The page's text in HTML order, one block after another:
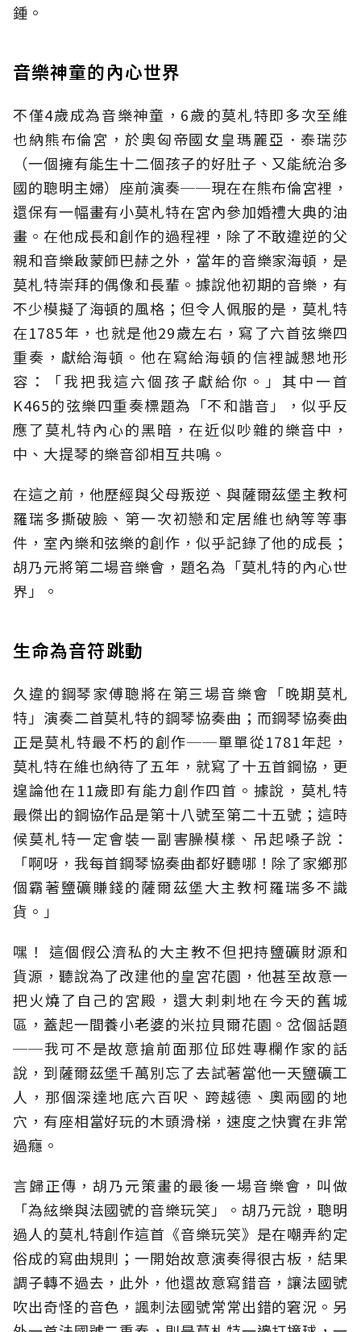
鍾。
音樂神童的內心世界
不僅4歲成為音樂神童，6歲的莫札特即多次至維
也納熊布倫宮，於奧匈帝國女皇瑪麗亞．泰瑞莎
（一個擁有能生十二個孩子的好肚子、又能統治多
國的聰明主婦）座前演奏──現在在熊布倫宮裡，
還保有一幅畫有小莫札特在宮內參加婚禮大典的油
畫。在他成長和創作的過程裡，除了不敢違逆的父
親和音樂啟蒙師巴赫之外，當年的音樂家海頓，是
莫札特崇拜的偶像和長輩。據說他初期的音樂，有
不少模擬了海頓的風格；但令人佩服的是，莫札特
在1785年，也就是他29歲左右，寫了六首弦樂四
重奏，獻給海頓。他在寫給海頓的信裡誠懇地形
容：「我把我這六個孩子獻給你。」其中一首
K465的弦樂四重奏標題為「不和諧音」，似乎反
應了莫札特內心的黑暗，在近似吵雜的樂音中，
中、大提琴的樂音卻相互共鳴。
在這之前，他歷經與父母叛逆、與薩爾茲堡主教柯
羅瑞多撕破臉、第一次初戀和定居維也納等等事
件，室內樂和弦樂的創作，似乎記錄了他的成長；
胡乃元將第二場音樂會，題名為「莫札特的內心世
界」。
生命為音符跳動
久違的鋼琴家傅聰將在第三場音樂會「晚期莫札
特」演奏二首莫札特的鋼琴協奏曲；而鋼琴協奏曲
正是莫札特最不朽的創作──單單從1781年起，
莫札特在維也納待了五年，就寫了十五首鋼協，更
遑論他在11歲即有能力創作四首。據說，莫札特
最傑出的鋼協作品是第十八號至第二十五號；這時
候莫札特一定會裝一副害臊模樣、吊起嗓子說：
「啊呀，我每首鋼琴協奏曲都好聽哪！除了家鄉那
個霸著鹽礦賺錢的薩爾茲堡大主教柯羅瑞多不識
貨。」
嘿！ 這個假公濟私的大主教不但把持鹽礦財源和
貨源，聽說為了改建他的皇宮花園，他甚至故意一
把火燒了自己的宮殿，還大剌剌地在今天的舊城
區，蓋起一間養小老婆的米拉貝爾花園。岔個話題
──我可不是故意搶前面那位邱姓專欄作家的話
說，到薩爾茲堡千萬別忘了去試著當他一天鹽礦工
人，那個深達地底六百呎、跨越德、奧兩國的地
穴，有座相當好玩的木頭滑梯，速度之快實在非常
過癮。
言歸正傳，胡乃元策畫的最後一場音樂會，叫做
「為絃樂與法國號的音樂玩笑」。胡乃元說，聰明
過人的莫札特創作這首《音樂玩笑》是在嘲弄約定
俗成的寫曲規則；一開始故意演奏得很古板，結果
調子轉不過去，此外，他還故意寫錯音，讓法國號
吹出奇怪的音色，諷刺法國號常常出錯的窘況。另